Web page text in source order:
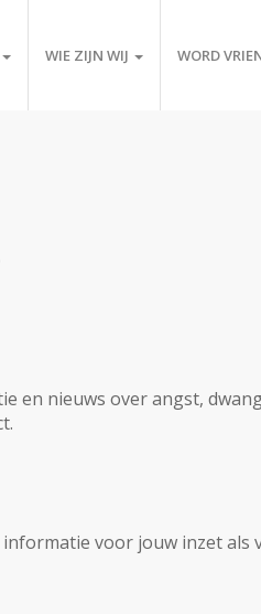
WIE ZIJN WIJ WORD
en nieuws over angst,
voor jouw inzet als